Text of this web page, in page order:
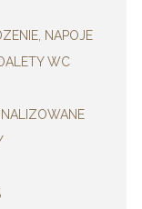
NAPOJE
WC